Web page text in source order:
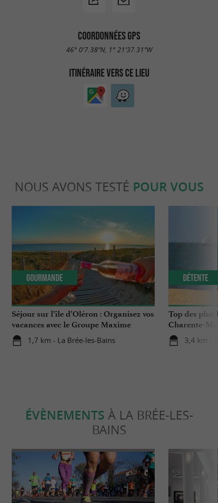
COORDONNÉES GPS
46° 0'7.38"N, 1° 21'37.31"W
ITINÉRAIRE VERS CE LIEU
NOUS AVONS TESTÉ POUR VOUS
Séjour sur l’île d’Oléron : Organisez vos
vacances avec le Groupe Maxime
Pinard, vignerons sur 4 générations
1,7 km - La Brée-les-Bains
Gourmande
Top des plus
Charente-
3,4 km -
Détente
ÉVÈNEMENTS À LA BRÉE-LES-
BAINS